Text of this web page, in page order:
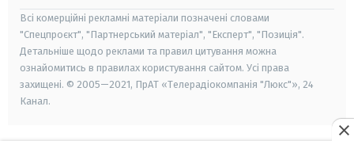
Всі комерційні рекламні матеріали позначені словами
"Спецпроєкт", "Партнерський матеріал", "Експерт", "Позиція".
Детальніше щодо реклами та правил цитування можна
ознайомитись в правилах користування сайтом. Усі права
захищені. © 2005—2021, ПрАТ «Телерадіокомпанія "Люкс"», 24
Канал.